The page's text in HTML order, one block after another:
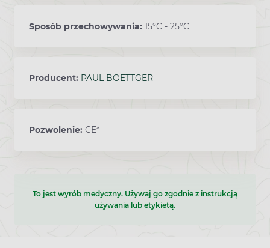
Sposób przechowywania: 15°C - 25°C
Producent: PAUL BOETTGER
Pozwolenie: CE*
To jest wyrób medyczny. Używaj go zgodnie z instrukcją
używania lub etykietą.